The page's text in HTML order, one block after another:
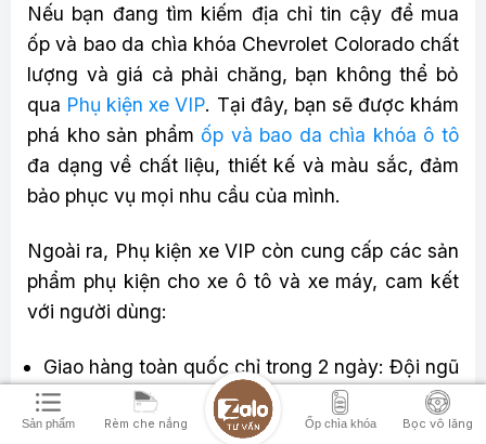
Nếu bạn đang tìm kiếm địa chỉ tin cậy để mua
ốp và bao da chìa khóa Chevrolet Colorado chất
lượng và giá cả phải chăng, bạn không thể bỏ
qua Phụ kiện xe VIP. Tại đây, bạn sẽ được khám
phá kho sản phẩm ốp và bao da chìa khóa ô tô
đa dạng về chất liệu, thiết kế và màu sắc, đảm
bảo phục vụ mọi nhu cầu của mình.
Ngoài ra, Phụ kiện xe VIP còn cung cấp các sản
phẩm phụ kiện cho xe ô tô và xe máy, cam kết
với người dùng:
Giao hàng toàn quốc chỉ trong 2 ngày: Đội ngũ
nhân viên và vận chuyển có thể giao hàng đến
tận tay bạn chỉ trong 2 ngày, giúp bạn nhận
Sản phẩm Rèm che nắng Ốp chìa khóa Bọc vô lăng